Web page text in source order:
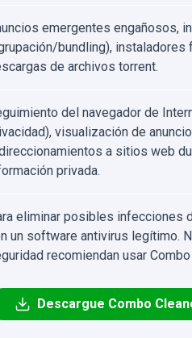
emergentes engañosos,
bundling), instaladores
de archivos torrent.
del navegador de
visualización de
a sitios web
privada.
eliminar posibles infecciones
un software antivirus legítimo.
recomiendan usar Combo
Descargue Combo